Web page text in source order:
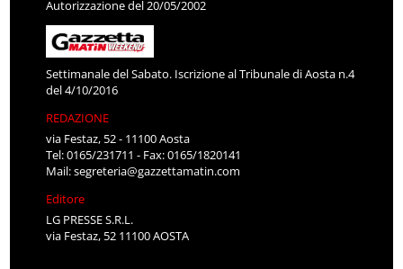
Autorizzazione del 20/05/2002
Settimanale del Sabato. Iscrizione al Tribunale di Aosta n.4
del 4/10/2016
REDAZIONE
via Festaz, 52 - 11100 Aosta
Tel: 0165/231711 - Fax: 0165/1820141
Mail:segreteria@gazzettamatin.com
Editore
LG PRESSE S.R.L.
via Festaz, 52 11100 AOSTA